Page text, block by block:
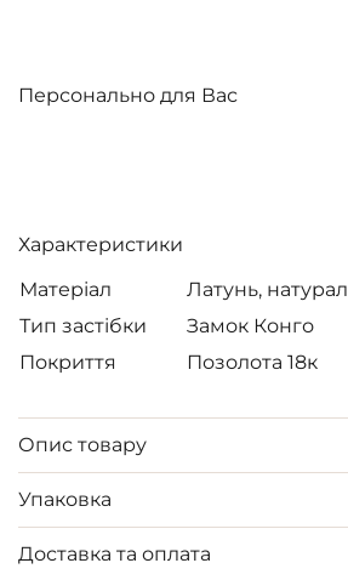
Персонально для Вас
Характеристики
Матеріал
Латунь,
Тип застібки
Замок Конго
Покриття
Позолота 18к
Опис товару
Упаковка
Доставка та оплата